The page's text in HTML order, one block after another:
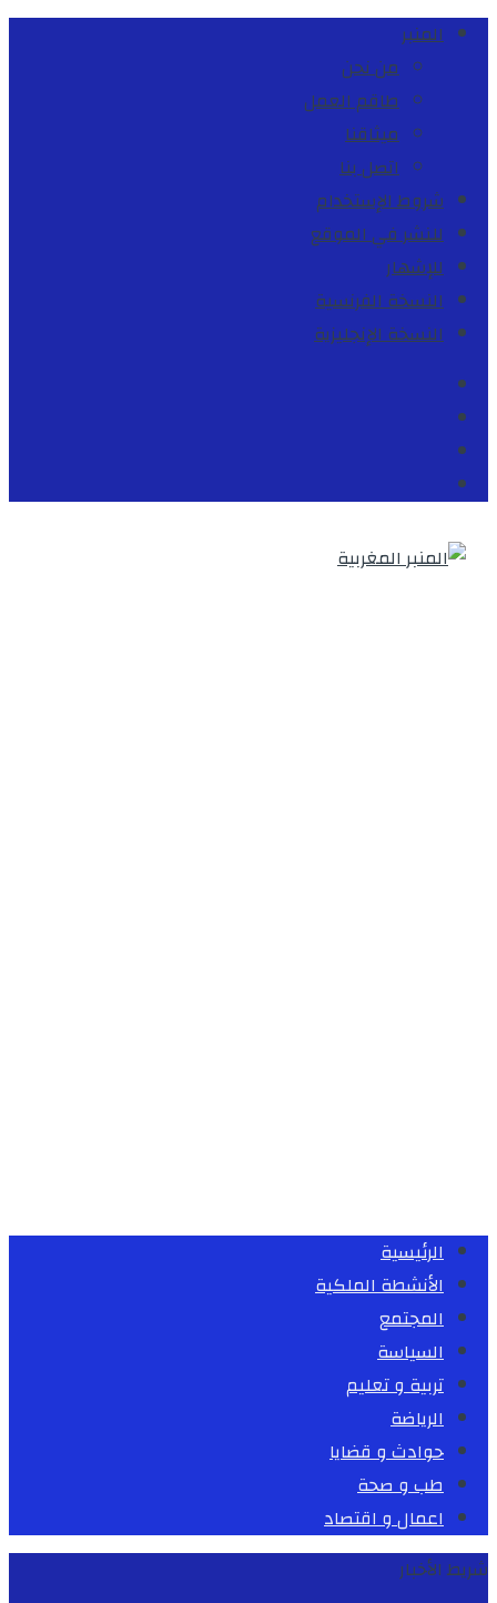
المنبر
من نحن
طاقم العمل
ميثاقنا
اتصل بنا
شروط الإستخدام
للنشر في الموقع
للإشهار
النسخة الفرنسية
النسخة الإنجليزية
الرئيسية
الأنشطة الملكية
المجتمع
السياسة
تربية و تعليم
الرياضة
حوادث و قضايا
طب و صحة
اعمال و اقتصاد
شريط الأخبار